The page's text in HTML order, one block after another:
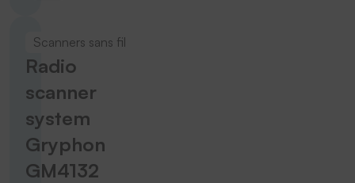
Scanners sans fil
Radio
scanner
system
Gryphon
GM4132